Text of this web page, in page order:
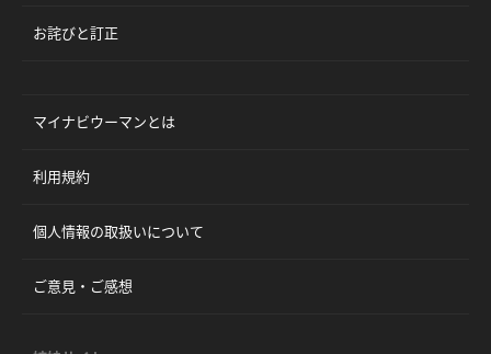
お詫びと訂正
マイナビウーマンとは
利用規約
個人情報の取扱いについて
ご意見・ご感想